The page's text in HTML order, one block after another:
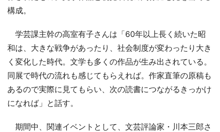
構成。
学芸課主幹の高室有子さんは「60年以上長く続いた昭
和は、大きな戦争があったり、社会制度が変わったり大き
く変化した時代。文学も多くの作品が生み出されている。
同展で時代の流れも感じてもらえれば。作家直筆の原稿も
あるので実際に見てもらい、次の読書につながるきっかけ
になれば」と話す。
期間中、関連イベントとして、文芸評論家・川本三郎さ